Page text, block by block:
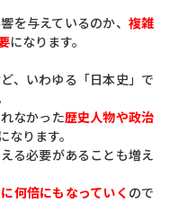
を与えているのか、 複雑
になります。
、いわゆる「日本史」で
なかった歴史人物や政治
なります。
る必要があることも増え
何倍にもなっていく ので